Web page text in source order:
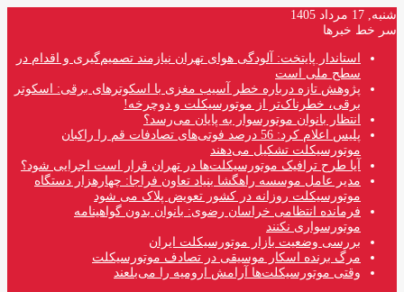
شنبه, 17 مرداد 1405
سر خط خبرها
استاندار پایتخت: آلودگی هوای تهران نیازمند تصمیم‌گیری و اقدام در
سطح ملی است
پژوهش تازه درباره خطر آسیب مغزی با اسکوترهای برقی: اسکوتر
برقی، خطرناک‌تر از موتورسیکلت و دوچرخه!
انتظار بانوان موتورسوار به پایان می‌رسد؟
پلیس اعلام کرد: 56 درصد فوتی‌های تصادفات قم را راکبان
موتورسیکلت تشکیل می‌دهند
آیا طرح ترافیک موتورسیکلت‌ها در تهران قرار است اجرایی شود؟
مدیر عامل موسسه راهگشا بنیاد تعاون فراجا: چهارهزار دستگاه
موتورسیکلت روزانه در کشور تعویض پلاک می شود
فرمانده انتظامی خراسان رضوی: بانوان بدون گواهینامه
موتورسواری نکنند
بررسی وضعیت بازار موتورسیکلت ایران
مرگ برنده اسکار موسیقی در تصادف موتورسیکلت
وقتی موتورسیکلت‌ها آرامش ارومیه را می‌بلعند